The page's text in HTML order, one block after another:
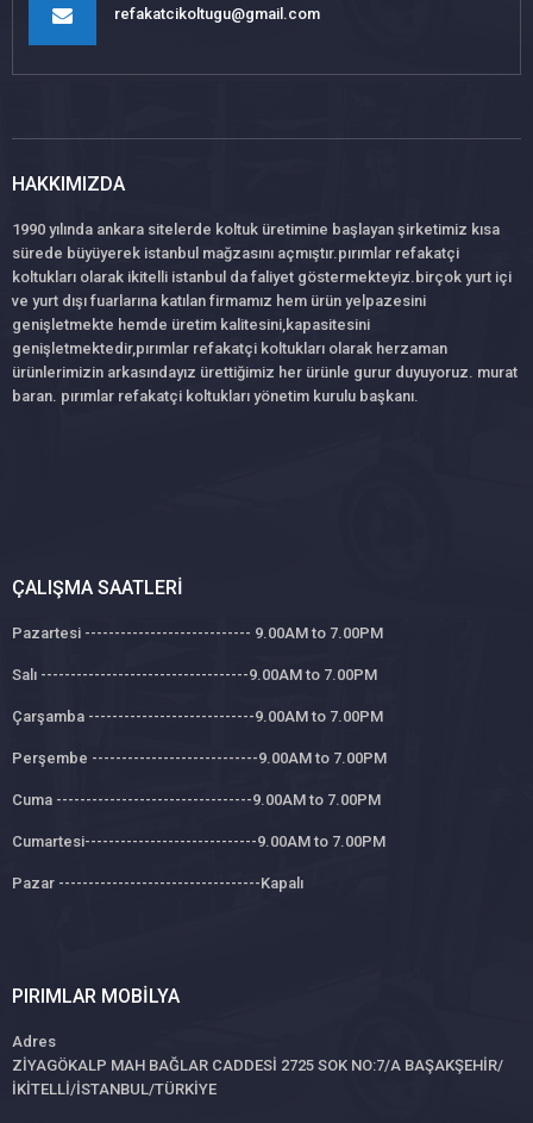
refakatcikoltugu@gmail.com
HAKKIMIZDA
1990 yılında ankara sitelerde koltuk üretimine başlayan şirketimiz kısa
sürede büyüyerek istanbul mağzasını açmıştır.pırımlar refakatçi
koltukları olarak ikitelli istanbul da faliyet göstermekteyiz.birçok yurt içi
ve yurt dışı fuarlarına katılan firmamız hem ürün yelpazesini
genişletmekte hemde üretim kalitesini,kapasitesini
genişletmektedir,pırımlar refakatçi koltukları olarak herzaman
ürünlerimizin arkasındayız ürettiğimiz her ürünle gurur duyuyoruz. murat
baran. pırımlar refakatçi koltukları yönetim kurulu başkanı.
ÇALIŞMA SAATLERI
Pazartesi ---------------------------- 9.00AM to 7.00PM
Salı -----------------------------------9.00AM to 7.00PM
Çarşamba ----------------------------9.00AM to 7.00PM
Perşembe ----------------------------9.00AM to 7.00PM
Cuma ---------------------------------9.00AM to 7.00PM
Cumartesi-----------------------------9.00AM to 7.00PM
Pazar ----------------------------------Kapalı
PIRIMLAR MOBILYA
Adres
ZİYAGÖKALP MAH BAĞLAR CADDESİ 2725 SOK NO:7/A BAŞAKŞEHİR/
İKİTELLİ/İSTANBUL/TÜRKİYE